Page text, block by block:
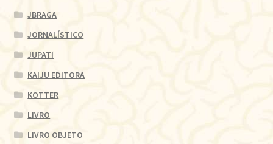
JBRAGA
JORNALÍSTICO
JUPATI
KAIJU EDITORA
KOTTER
LIVRO
LIVRO OBJETO